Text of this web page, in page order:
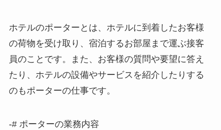
ホテルのポーターとは、ホテルに到着したお客様
の荷物を受け取り、宿泊するお部屋まで運ぶ接客
員のことです。また、お客様の質問や要望に答え
たり、ホテルの設備やサービスを紹介したりする
のもポーターの仕事です。
-# ポーターの業務内容